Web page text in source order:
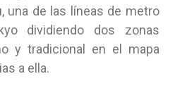
una de las líneas de metro
dividiendo dos zonas
y tradicional en el mapa
a ella.